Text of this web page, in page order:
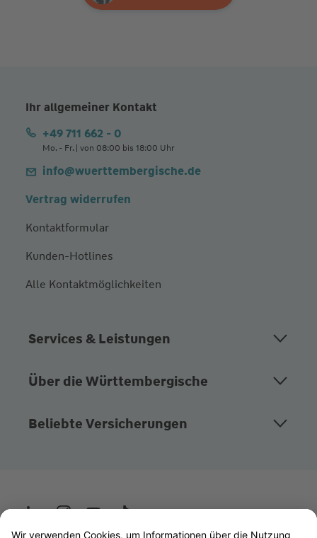
Ihr allgemeiner Kontakt
+49 711 662 - 0
Mo. - Fr. | von 08:00 bis 18:00 Uhr
info@wuerttembergische.de
Vertrag widerrufen
Kontaktformular
Kunden-Hotlines
Alle Kontaktmöglichkeiten
Services & Leistungen
Über die Württembergische
Beliebte Versicherungen